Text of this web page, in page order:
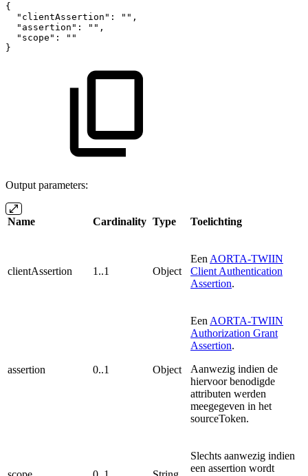
{
"clientAssertion" : "" ,
"assertion" : "" ,
"scope" :
""
}
Output parameters:
Name Cardinality Type Toelichting
clientAssertion 1..1 Object
Een AORTA-TWIIN
Client Authentication
Assertion.
assertion 0..1 Object
Een AORTA-TWIIN
Authorization Grant
Assertion.
Aanwezig indien de
hiervoor benodigde
attributen werden
meegegeven in het
sourceToken.
Slechts aanwezig indien
een assertion wordt